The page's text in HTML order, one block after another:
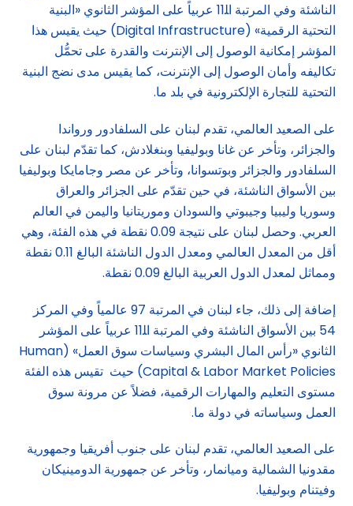
الناشئة وفي المرتبة اﻠ11 عربياً على المؤشر الثانوي «البنية
التحتية الرقمية» (Digital Infrastructure) حيث يقيس هذا
المؤشر إمكانية الوصول إلى الإنترنت والقدرة على تحمُّل
تكاليفه وأمان الوصول إلى الإنترنت، كما يقيس مدى نضج البنية
التحتية للتجارة الإلكترونية في بلد ما.
على الصعيد العالمي، تقدم لبنان على السلفادور ورواندا
والجزائر، وتأخر عن غانا وبوليفيا وبنغلادش، كما تقدّم لبنان على
السلفادور والجزائر وبوتسوانا، وتأخر عن مصر وجامايكا وبوليفيا
بين الأسواق الناشئة، في حين تقدّم على الجزائر والعراق
وسوريا وليبيا وجيبوتي والسودان وموريتانيا واليمن في العالم
العربي. وحصل لبنان على نتيجة 0.09 نقطة في هذه الفئة، وهي
أقل من المعدل العالمي ومعدل الدول الناشئة البالغ 0.11 نقطة
ومماثل لمعدل الدول العربية البالغ 0.09 نقطة.
إضافة إلى ذلك، جاء لبنان في المرتبة 97 عالمياً وفي المركز
54 بين الأسواق الناشئة وفي المرتبة اﻠ11 عربياً على المؤشر
الثانوي «رأس المال البشري وسياسات سوق العمل» (Human
Capital & Labor Market Policies) حيث تقيس هذه الفئة
مستوى التعليم والمهارات الرقمية، فضلاً عن مرونة سوق
العمل وسياساته في دولة ما.
على الصعيد العالمي، تقدم لبنان على جنوب أفريقيا وجمهورية
مقدونيا الشمالية وميانمار، وتأخر عن جمهورية الدومينيكان
وفيتنام وبوليفيا.